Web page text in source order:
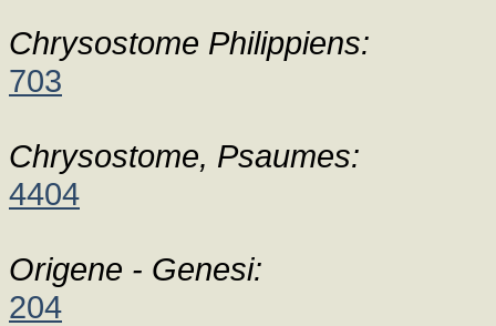
Chrysostome Philippiens:
703
Chrysostome, Psaumes:
4404
Origene - Genesi:
204